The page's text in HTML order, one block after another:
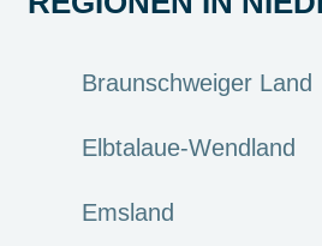
Braunschweiger Land
Elbtalaue-Wendland
Emsland